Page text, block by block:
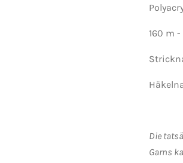
160 m
Die
Garns